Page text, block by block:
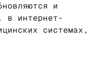
и
в интернет-
системах,